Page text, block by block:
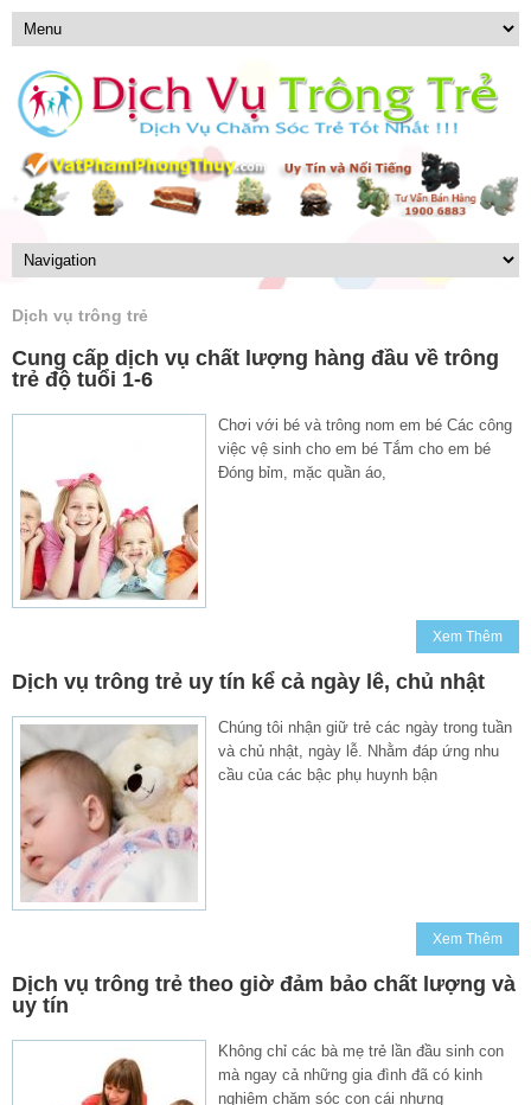
Dịch vụ trông trẻ
Cung cấp dịch vụ chất lượng hàng đầu về trông
trẻ độ tuổi 1-6
Chơi với bé và trông nom em bé Các công
việc vệ sinh cho em bé Tắm cho em bé
Đóng bỉm, mặc quần áo,
Xem Thêm
Dịch vụ trông trẻ uy tín kể cả ngày lễ, chủ nhật
Chúng tôi nhận giữ trẻ các ngày trong tuần
và chủ nhật, ngày lễ. Nhằm đáp ứng nhu
cầu của các bậc phụ huynh bận
Xem Thêm
Dịch vụ trông trẻ theo giờ đảm bảo chất lượng và
uy tín
Không chỉ các bà mẹ trẻ lần đầu sinh con
mà ngay cả những gia đình đã có kinh
nghiệm chăm sóc con cái nhưng